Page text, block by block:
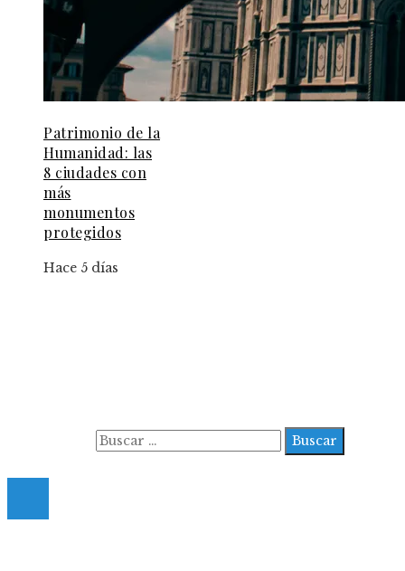
Patrimonio de la
Humanidad: las
8 ciudades con
más
monumentos
protegidos
Hace 5 días